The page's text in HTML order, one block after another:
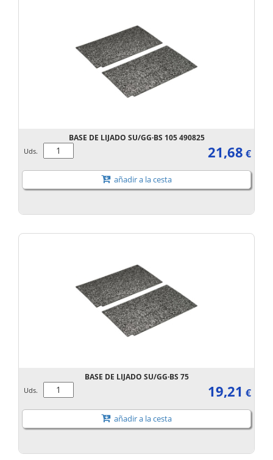
BASE DE LIJADO SU/GG·BS 105 490825
Uds. 21,68 €
añadir a la cesta
BASE DE LIJADO SU/GG·BS 75
Uds. 19,21 €
añadir a la cesta